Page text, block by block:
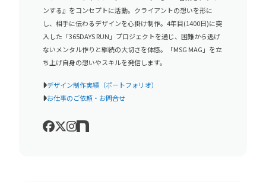
ンする』をコンセプトに活動。クライアントの想いを形に
し、相手に伝わるデザインを心掛け制作。4年目(1400日)に突
入した「365DAYS RUN」プロジェクトを通じ、困難から逃げ
ないメンタル作りと継続の大切さを体感。「MSG MAG」を立
ち上げ自身の想いやスキルを発信します。
デザイン制作実績（ポートフォリオ）
お仕事のご依頼・お問合せ